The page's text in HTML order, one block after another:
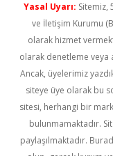
Yasal Uyarı: Sitemiz,
ve İletişim Kurumu
olarak hizmet
olarak denetleme veya
Ancak, üyelerimiz
siteye üye olarak bu
sitesi, herhangi bir
bulunmamaktadır.
paylaşılmaktadır.